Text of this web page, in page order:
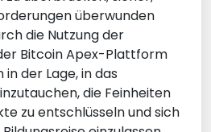
überwunden
die Nutzung der
Bitcoin Apex-Plattform
der Lage, in das
die Feinheiten
zu entschlüsseln und sich